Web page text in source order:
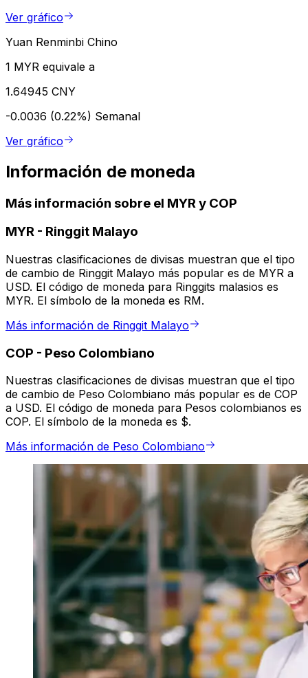
Ver gráfico
Yuan Renminbi Chino
1 MYR equivale a
1.64945 CNY
-0.0036 (0.22%) Semanal
Ver gráfico
Información de moneda
Más información sobre el MYR y COP
MYR - Ringgit Malayo
Nuestras clasificaciones de divisas muestran que el tipo
de cambio de Ringgit Malayo más popular es de MYR a
USD. El código de moneda para Ringgits malasios es
MYR. El símbolo de la moneda es RM.
Más información de Ringgit Malayo
COP - Peso Colombiano
Nuestras clasificaciones de divisas muestran que el tipo
de cambio de Peso Colombiano más popular es de COP
a USD. El código de moneda para Pesos colombianos es
COP. El símbolo de la moneda es $.
Más información de Peso Colombiano